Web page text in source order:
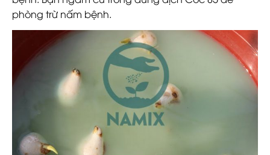
phòng trừ nấm bệnh.